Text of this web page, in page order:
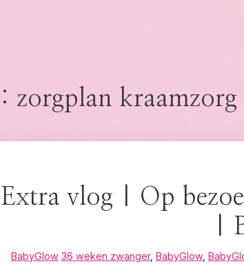
zorgplan kraamzorg
Extra vlog | Op
|
BabyGlow 36 weken zwanger, BabyGlow,